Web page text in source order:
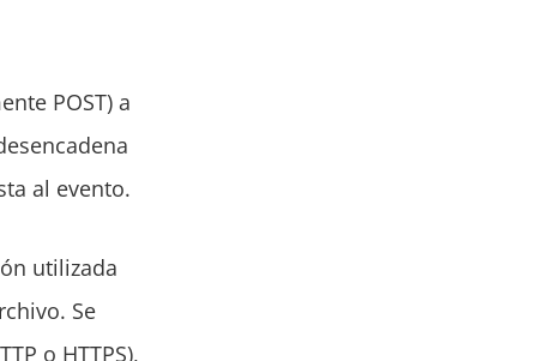
POST) a
al evento.
utilizada
Se
o HTTPS),